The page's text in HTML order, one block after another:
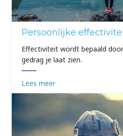
Persoonlijke
Effectiviteit wordt bepaald
gedrag je laat zien.
Lees meer